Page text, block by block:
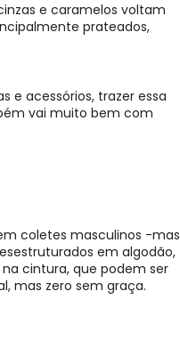
e caramelos voltam
prateados,
e acessórios, trazer essa
vai muito bem com
coletes masculinos -mas
em algodão,
cintura, que podem ser
mas zero sem graça.